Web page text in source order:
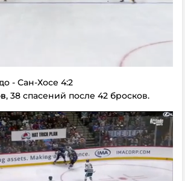
- Сан-Хосе 4:2
, 38 спасений после 42 бросков.